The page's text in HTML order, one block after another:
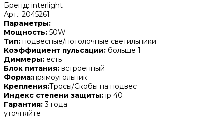
Бренд: interlight
Арт.: 2045261
Параметры:
Мощность: 50W
Тип: подвесные/потолочные светильники
Коэффициент пульсации: больше 1
Диммеры: есть
Блок питания: встроенный
Форма:прямоугольник
Крепления:Тросы/Скобы на подвес
Индекс степени защиты: ip 40
Гарантия:3 года
уточняйте